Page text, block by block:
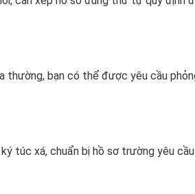
thường, bạn có thể được yêu cầu
túc xá, chuẩn bị hồ sơ trường yêu